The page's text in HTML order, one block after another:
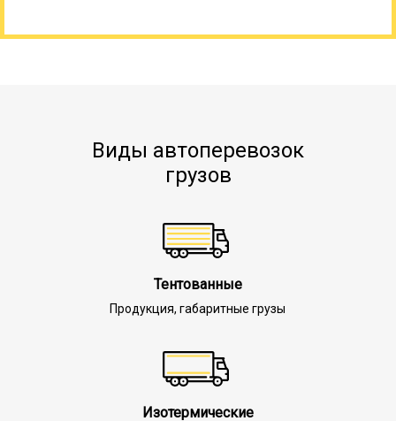
Виды автоперевозок
грузов
Тентованные
Продукция, габаритные грузы
Изотермические